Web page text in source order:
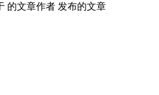
的文章作者 发布的文章